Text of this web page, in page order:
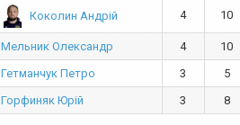
Коколин Андрій 4 10
Мельник Олександр 4
10
Гетманчук Петро 3
5
Горфиняк Юрій 3 8